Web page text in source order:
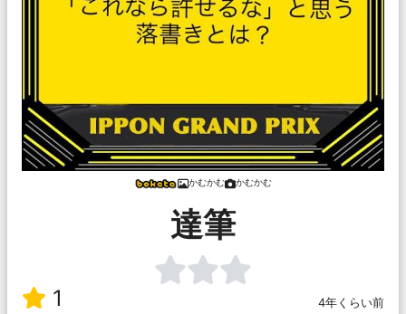
かむかむ かむかむ
達筆
1 4年くらい前